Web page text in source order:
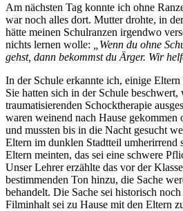
Am nächsten Tag konnte ich ohne
war noch alles dort. Mutter drohte, in
hätte meinen Schulranzen irgendwo
nichts lernen wolle:
„Wenn du ohne
gehst, dann bekommst du Ärger. Wir
In der Schule erkannte ich, einige Eltern
Sie hatten sich in der Schule
traumatisierenden Schocktherapie
waren weinend nach Hause gekommen
und mussten bis in die Nacht gesucht
Eltern im dunklen Stadtteil umherirrend
Eltern meinten, das sei eine schwere
Unser Lehrer erzählte das vor der
bestimmenden Ton hinzu, die Sache
behandelt. Die Sache sei historisch
Filminhalt sei zu Hause mit den Eltern